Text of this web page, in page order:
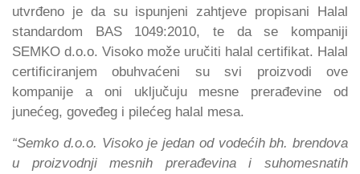
utvrđeno je da su ispunjeni zahtjeve propisani Halal
standardom BAS 1049:2010, te da se kompaniji
SEMKO d.o.o. Visoko može uručiti halal certifikat. Halal
certificiranjem obuhvaćeni su svi proizvodi ove
kompanije a oni uključuju mesne prerađevine od
junećeg, goveđeg i pilećeg halal mesa.
“Semko d.o.o. Visoko je jedan od vodećih bh. brendova
u proizvodnji mesnih prerađevina i suhomesnatih